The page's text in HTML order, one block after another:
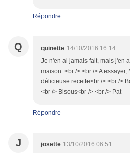
Répondre
Q quinette 14/10/2016 16:14
Je n'en ai jamais fait, mais j'en
maison..<br /> <br /> A
délicieuse recette<br /> <br />
<br /> Bisous<br /> <br /> Pat
Répondre
J josette 13/10/2016 06:51